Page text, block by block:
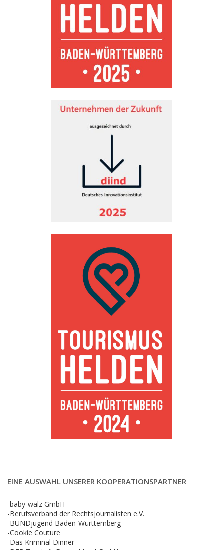
EINE AUSWAHL UNSERER KOOPERATIONSPARTNER
-baby-walz GmbH
-Berufsverband der Rechtsjournalisten e.V.
-BUNDjugend Baden-Württemberg
-Cookie Couture
-Das Kriminal Dinner